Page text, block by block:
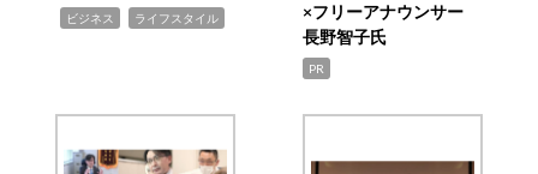
ビジネス ライフスタイル
×フリーアナウンサー
長野智子氏
PR